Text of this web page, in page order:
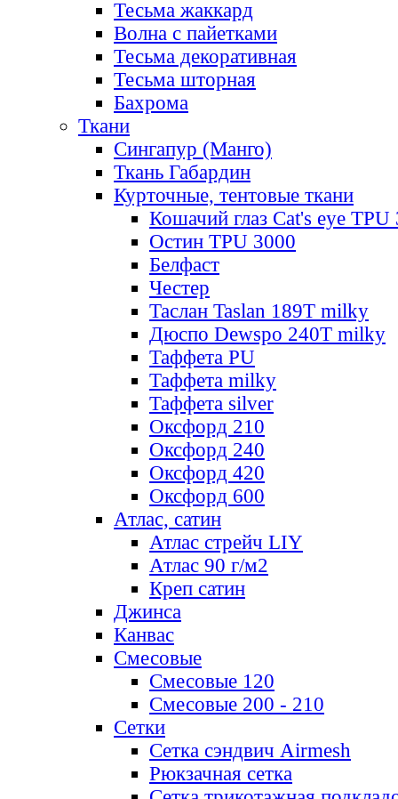
Тесьма жаккард
Волна с пайетками
Тесьма декоративная
Тесьма шторная
Бахрома
Ткани
Сингапур (Манго)
Ткань Габардин
Курточные, тентовые ткани
Кошачий глаз Cat's eye TPU
Остин TPU 3000
Белфаст
Честер
Таслан Taslan 189T milky
Дюспо Dewspo 240T milky
Таффета PU
Таффета milky
Таффета silver
Оксфорд 210
Оксфорд 240
Оксфорд 420
Оксфорд 600
Атлас, сатин
Атлас стрейч LIY
Атлас 90 г/м2
Креп сатин
Джинса
Канвас
Смесовые
Смесовые 120
Смесовые 200 - 210
Сетки
Сетка сэндвич Airmesh
Рюкзачная сетка